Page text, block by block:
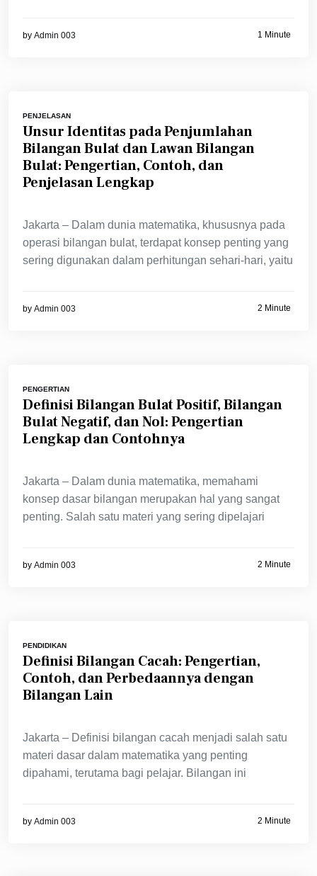
by Admin 003 1 Minute
PENJELASAN
Unsur Identitas pada Penjumlahan
Bilangan Bulat dan Lawan Bilangan
Bulat: Pengertian, Contoh, dan
Penjelasan Lengkap
Jakarta – Dalam dunia matematika, khususnya pada
operasi bilangan bulat, terdapat konsep penting yang
sering digunakan dalam perhitungan sehari-hari, yaitu
by Admin 003 2 Minute
PENGERTIAN
Definisi Bilangan Bulat Positif, Bilangan
Bulat Negatif, dan Nol: Pengertian
Lengkap dan Contohnya
Jakarta – Dalam dunia matematika, memahami
konsep dasar bilangan merupakan hal yang sangat
penting. Salah satu materi yang sering dipelajari
by Admin 003 2 Minute
PENDIDIKAN
Definisi Bilangan Cacah: Pengertian,
Contoh, dan Perbedaannya dengan
Bilangan Lain
Jakarta – Definisi bilangan cacah menjadi salah satu
materi dasar dalam matematika yang penting
dipahami, terutama bagi pelajar. Bilangan ini
by Admin 003 2 Minute